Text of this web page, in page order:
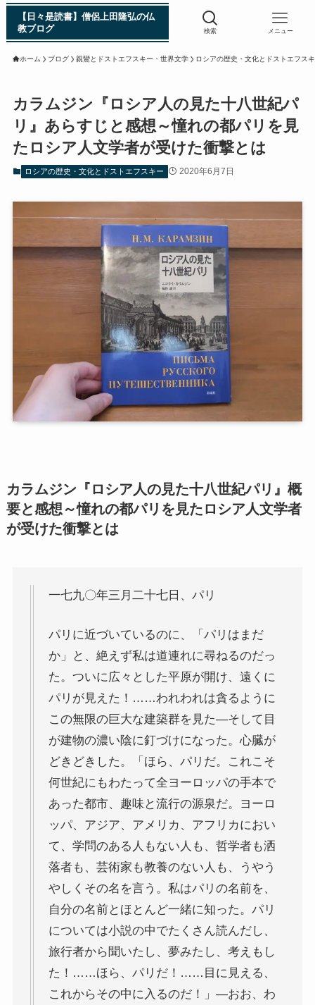
浄土真宗入門 親鸞伝
シン日本仏教史
インド・スリランカ編
インド・スリランカ仏跡紀行
第一次インド遠征～ガンジス川の聖地を訪ねて
第二次インド遠征～インド中南部の遺跡を訪ねて
仏教聖地スリランカ紀行
第三次インド遠征～ブッダゆかりの地を巡る旅
仏教コラム・法話
僧侶の日記
仏教書データベース
インド思想と文化、歴史
インドにおける仏教
スリランカ、ネパール、東南アジアの仏教
中国仏教と思想・歴史
親鸞とドストエフスキー・世界文学
親鸞とドストエフスキー
連載「『カラマーゾフの兄弟』を読む」
上巻
【日々是読書】僧侶上田隆弘の仏
教ブログ
検索 メニュー
ホーム ブログ 親鸞とドストエフスキー・世界文学 ロシアの歴史・文化とドストエフス
カラムジン『ロシア人の見た十八世紀パ
リ』あらすじと感想～憧れの都パリを見
たロシア人文学者が受けた衝撃とは
ロシアの歴史・文化とドストエフスキー 2020年6月7日
カラムジン『ロシア人の見た十八世紀パリ』概
要と感想～憧れの都パリを見たロシア人文学者
が受けた衝撃とは
一七九〇年三月二十七日、パリ
パリに近づいているのに、「パリはまだ
か」と、絶えず私は道連れに尋ねるのだっ
た。ついに広々とした平原が開け、遠くに
パリが見えた！……われわれは貪るように
この無限の巨大な建築群を見た―そして目
が建物の濃い陰に釘づけになった。心臓が
どきどきした。「ほら、パリだ。これこそ
何世紀にもわたって全ヨーロッパの手本で
あった都市、趣味と流行の源泉だ。ヨーロ
ッパ、アジア、アメリカ、アフリカにおい
て、学問のある人もない人も、哲学者も洒
落者も、芸術家も教養のない人も、うやう
やしくその名を言う。私はパリの名前を、
自分の名前とほとんど一緒に知った。パリ
については小説の中でたくさん読んだし、
旅行者から聞いたし、夢みたし、考えもし
た！……ほら、パリだ！……目に見える、
これからその中に入るのだ！」―おお、わ